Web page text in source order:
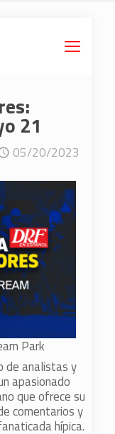
21
05/20/2023
Park
de analistas y
apasionado
que ofrece su
comentarios y
hípica.